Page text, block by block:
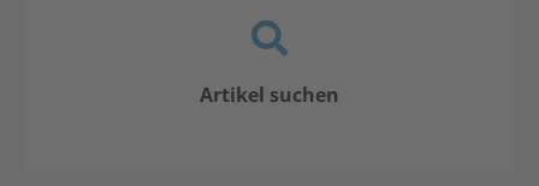
Artikel suchen